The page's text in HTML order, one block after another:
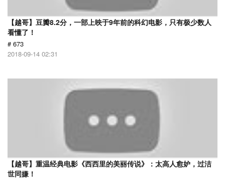
【越哥】豆瓣8.2分，一部上映于9年前的科幻电影，只有极少数人
看懂了！
# 673
2018-09-14 02:31
【越哥】重温经典电影《西西里的美丽传说》：太高人愈妒，过洁
世同嫌！